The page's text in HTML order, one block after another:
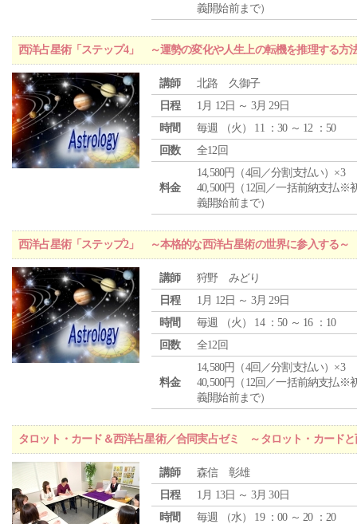
義開始前まで）
西洋占星術「ステップ4」 ～運勢の変化や人生上の転機を推理する方
講師
北路 久御子
日程
1月 12日 ～ 3月 29日
時間
毎週 （火 ） 11 ：30 ～ 12 ：50
回数
全12回
料金
14,580円（4回／分割支払い）×3
40,500円（12回／一括前納支払※
義開始前まで）
西洋占星術「ステップ2」 ～本格的な西洋占星術の世界に参入する～
講師
狩野 みどり
日程
1月 12日 ～ 3月 29日
時間
毎週 （火 ） 14 ：50 ～ 16 ：10
回数
全12回
料金
14,580円（4回／分割支払い）×3
40,500円（12回／一括前納支払※
義開始前まで）
タロット・カード＆西洋占星術／合同実占ゼミ ～タロット・カード
講師
森信 彰雄
日程
1月 13日 ～ 3月 30日
時間
毎週 （水） 19 ：00 ～ 20 ：20